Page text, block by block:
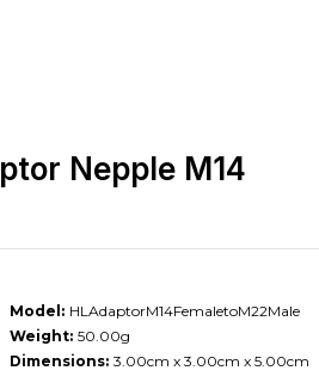
Nepple M14
Model: HLAdaptorM14FemaletoM22Male
Weight: 50.00g
Dimensions: 3.00cm x 3.00cm x 5.00cm